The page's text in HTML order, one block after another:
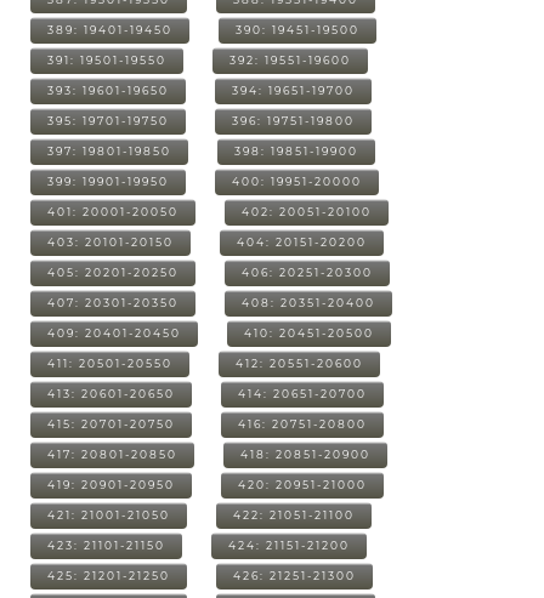
389: 19401-19450 390: 19451-19500
391: 19501-19550 392: 19551-19600
393: 19601-19650 394: 19651-19700
395: 19701-19750 396: 19751-19800
397: 19801-19850 398: 19851-19900
399: 19901-19950 400: 19951-20000
401: 20001-20050 402: 20051-20100
403: 20101-20150 404: 20151-20200
405: 20201-20250 406: 20251-20300
407: 20301-20350 408: 20351-20400
409: 20401-20450 410: 20451-20500
411: 20501-20550 412: 20551-20600
413: 20601-20650 414: 20651-20700
415: 20701-20750 416: 20751-20800
417: 20801-20850 418: 20851-20900
419: 20901-20950 420: 20951-21000
421: 21001-21050 422: 21051-21100
423: 21101-21150 424: 21151-21200
425: 21201-21250 426: 21251-21300